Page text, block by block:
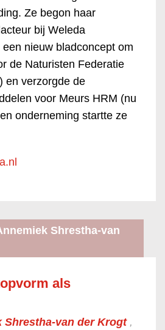
Ze begon haar
bij Weleda
nieuw bladconcept om
de Naturisten Federatie
en verzorgde de
voor Meurs HRM (nu
onderneming startte ze
Shrestha-van
als
Shrestha-van der Krogt ,